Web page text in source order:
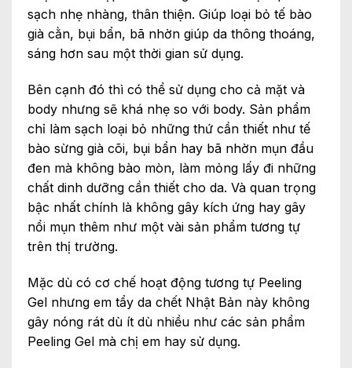
sạch nhẹ nhàng, thân thiện. Giúp loại bỏ tế bào
già cằn, bụi bẩn, bã nhờn giúp da thông thoáng,
sáng hơn sau một thời gian sử dụng.
Bên cạnh đó thì có thể sử dụng cho cả mặt và
body nhưng sẽ khá nhẹ so với body. Sản phẩm
chỉ làm sạch loại bỏ những thứ cần thiết như tế
bào sừng già cõi, bụi bẩn hay bã nhờn mụn đầu
đen mà không bào mòn, làm mỏng lấy đi những
chất dinh dưỡng cần thiết cho da. Và quan trọng
bậc nhất chính là không gây kích ứng hay gây
nổi mụn thêm như một vài sản phẩm tương tự
trên thị trường.
Mặc dù có cơ chế hoạt động tương tự Peeling
Gel nhưng em tẩy da chết Nhật Bản này không
gây nóng rát dù ít dù nhiều như các sản phẩm
Peeling Gel mà chị em hay sử dụng.